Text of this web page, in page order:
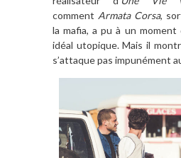
comment Armata Corsa,
la mafia, a pu à un
idéal utopique. Mais il
s’attaque pas impunément